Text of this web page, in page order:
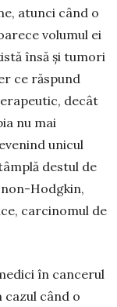
atunci când o
volumul ei
însă și tumori
ce răs­pund
decât
nu mai
unicul
destul de
Hodg­kin,
carci­nomul de
în cancerul
cazul când o